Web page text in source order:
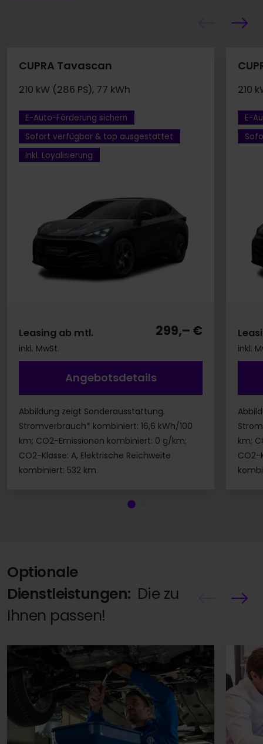
CUPRA Tavascan
210 kW (286 PS), 77 kWh
E-Auto-Förderung sichern
Sofort verfügbar & top ausgestattet
Inkl. Loyalisierung
Leasing ab mtl.
inkl. MwSt.
299,– €
Angebotsdetails
Abbildung zeigt Sonderausstattung.
Stromverbrauch* kombiniert: 16,6 kWh/100
km; CO2-Emissionen kombiniert: 0 g/km;
CO2-Klasse: A, Elektrische Reichweite
kombiniert: 532 km.
210
E-
inkl.
km;
CO2-
Optionale
Dienstleistungen: Die zu
Ihnen passen!